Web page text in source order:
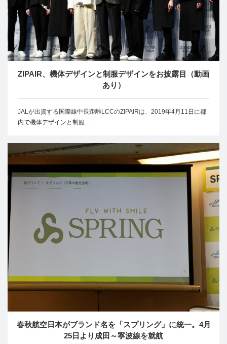
ZIPAIR、機体デザインと制服デザインをお披露目（動画
あり）
JALが出資する国際線中長距離LCCのZIPAIRは、2019年4月11日に都
内で機体デザインと制服…
春秋航空日本がブランド名を「スプリング」に統一。4月
25日より成田～寧波線を就航